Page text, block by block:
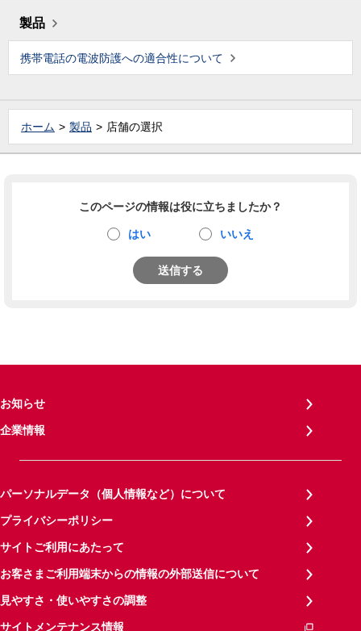
製品
携帯電話の電波防護への適合性について
ホーム 製品 店舗の選択
このページの情報は役に立ちましたか？
はい いいえ
送信する
お知らせ
企業情報
パーソナルデータ（個人情報など）について
プライバシーポリシー
サイトご利用にあたって
お客さまご利用端末からの情報の外部送信について
見やすさ・使いやすさの調整
サイトメンテナンス情報